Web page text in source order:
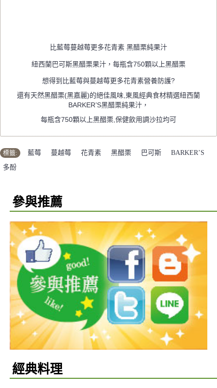
比藍莓蔓越莓更多花青素 黑醋栗純果汁
紐西蘭巴可斯黑醋栗果汁，每瓶含750顆以上黑醋栗
想得到比藍莓與蔓越莓更多花青素營養防護?
還有天然黑醋栗(黑嘉麗)的絕佳風味,東風經典食材精選紐西蘭
BARKER’S黑醋栗純果汁，
每瓶含750顆以上黑醋栗,保健飲用調沙拉均可
標籤: 藍莓 蔓越莓 花青素 黑醋栗 巴可斯 BARKER’S
多酚
參與推薦
經典料理